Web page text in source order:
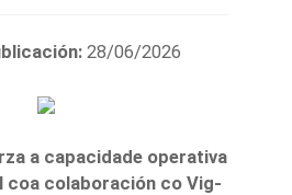
28/06/2026
a capacidade operativa
coa colaboración co Vig-